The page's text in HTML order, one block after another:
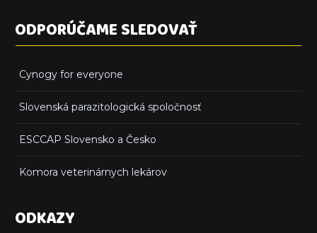
ODPORÚČAME SLEDOVAŤ
Cynogy for everyone
Slovenská parazitologická spoločnosť
ESCCAP Slovensko a Česko
Komora veterinárnych lekárov
ODKAZY